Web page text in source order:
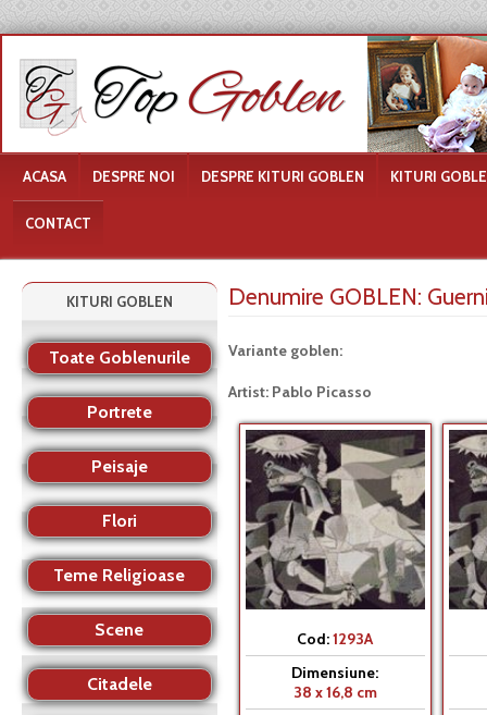
ACASA DESPRE NOI DESPRE KITURI GOBLEN KITURI
CONTACT
Denumire GOBLEN:
Variante goblen:
Artist: Pablo Picasso
Cod:1293A
Dimensiune:
38 x 16,8 cm
KITURI GOBLEN
Toate Goblenurile
Portrete
Peisaje
Flori
Teme Religioase
Scene
Citadele